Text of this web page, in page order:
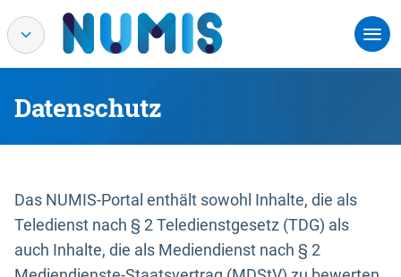
Datenschutz
Das NUMIS-Portal enthält sowohl Inhalte, die als
Teledienst nach § 2 Teledienstgesetz (TDG) als
auch Inhalte, die als Mediendienst nach § 2